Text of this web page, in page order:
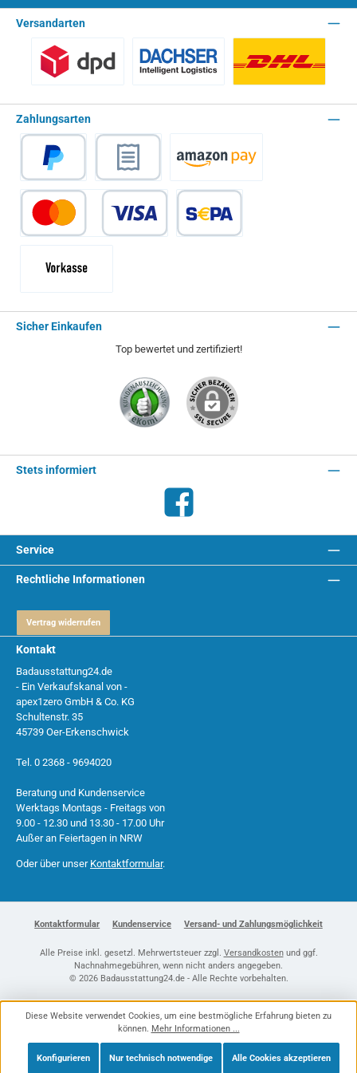
Versandarten
Zahlungsarten
PayPal Rechnungskauf Amazon Pay
Sicher Einkaufen
Top bewertet und zertifiziert!
Stets informiert
Facebook
Kontakt
Badausstattung24.de
- Ein Verkaufskanal von -
apex1zero GmbH & Co. KG
Schultenstr. 35
45739 Oer-Erkenschwick
Tel. 0 2368 - 9694020
Beratung und Kundenservice
Werktags Montags - Freitags von
9.00 - 12.30 und 13.30 - 17.00 Uhr
Außer an Feiertagen in NRW
Oder über unser Kontaktformular.
Service
Rechtliche Informationen
Vertrag widerrufen
Kontaktformular Kundenservice Versand- und Zahlungsmöglichkeit
Alle Preise inkl. gesetzl. Mehrwertsteuer zzgl. Versandkostenund ggf.
Nachnahmegebühren, wenn nicht anders angegeben.
© 2026 Badausstattung24.de - Alle Rechte vorbehalten.
Diese Website verwendet Cookies, um eine bestmögliche Erfahrung bieten zu
können. Mehr Informationen ...
Nur technisch notwendige
Konfigurieren Alle Cookies akzeptieren